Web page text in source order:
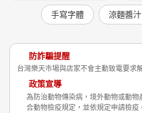
手寫字體 涼麵醬汁
防詐騙提醒
台灣樂天市場與店家不會主動致電要求
政策宣導
為防治動物傳染病，境外動物或動
合動物檢疫規定，並依規定申請檢